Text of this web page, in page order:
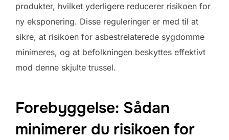
produkter, hvilket yderligere reducerer risikoen for
ny eksponering. Disse reguleringer er med til at
sikre, at risikoen for asbestrelaterede sygdomme
minimeres, og at befolkningen beskyttes effektivt
mod denne skjulte trussel.
Forebyggelse: Sådan
minimerer du risikoen for